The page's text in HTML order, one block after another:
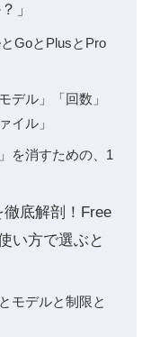
」
GoとPlusとPro
デル」「回数」
イル」
を消すための、1
底解剖！Free
い方で選ぶと
モデルと制限と